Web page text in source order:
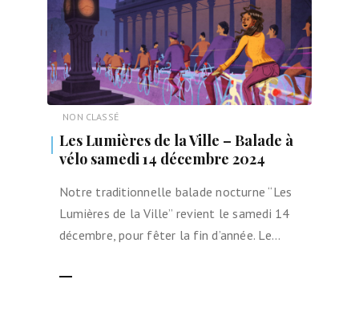
NON CLASSÉ
Les Lumières de la Ville – Balade à
vélo samedi 14 décembre 2024
Notre traditionnelle balade nocturne “Les
Lumières de la Ville” revient le samedi 14
décembre, pour fêter la fin d’année. Le…